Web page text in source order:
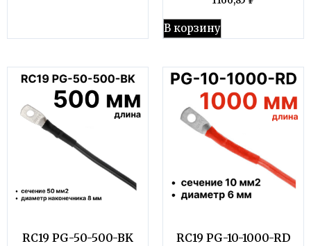
В корзину
RC19 PG-50-500-BK
RC19 PG-10-1000-RD